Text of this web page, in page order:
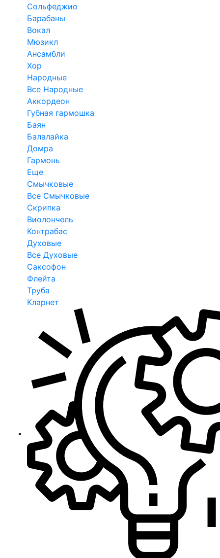
Сольфеджио
Барабаны
Вокал
Мюзикл
Ансамбли
Хор
Народные
Все Народные
Аккордеон
Губная гармошка
Баян
Балалайка
Домра
Гармонь
Еще
Смычковые
Все Смычковые
Скрипка
Виолончель
Контрабас
Духовые
Все Духовые
Саксофон
Флейта
Труба
Кларнет